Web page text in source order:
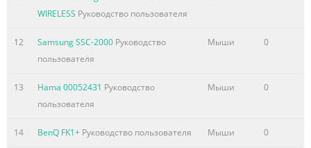
WIRELESS Руководство пользователя
12 Samsung SSC-2000 Руководство
пользователя
Мыши 0
13 Hama 00052431 Руководство
пользователя
Мыши 0
14 BenQ FK1+ Руководство пользователя Мыши 0